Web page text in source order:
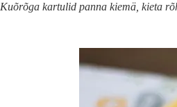
Kuõrõga kartulid panna kiemä, kieta